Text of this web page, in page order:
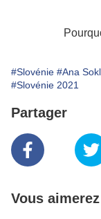
#Slovénie #Ana
#Slovénie 2021
Partager
Vous